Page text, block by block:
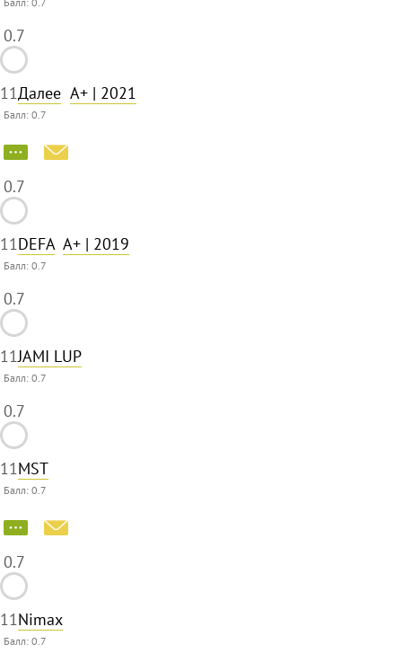
0.7
11Далее A+ | 2021
Балл:0.7
0.7
11DEFA A+ | 2019
Балл:0.7
0.7
11JAMI LUP
Балл:0.7
0.7
11MST
Балл:0.7
0.7
11Nimax
Балл:0.7